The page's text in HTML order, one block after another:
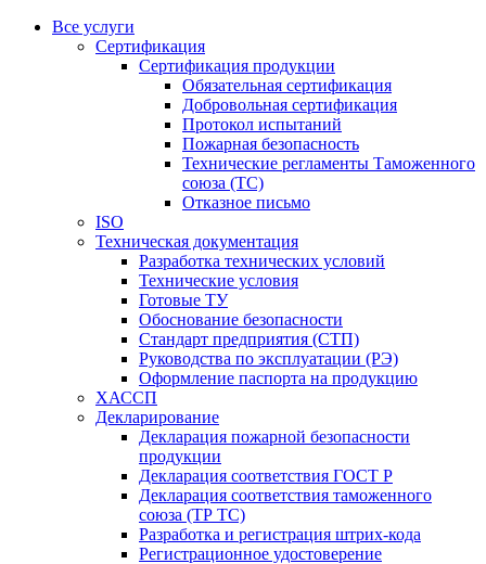
Все услуги
Сертификация
Сертификация продукции
Обязательная сертификация
Добровольная сертификация
Протокол испытаний
Пожарная безопасность
Технические регламенты Таможенного
союза (ТС)
Отказное письмо
ISO
Техническая документация
Разработка технических условий
Технические условия
Готовые ТУ
Обоснование безопасности
Стандарт предприятия (СТП)
Руководства по эксплуатации (РЭ)
Оформление паспорта на продукцию
ХАССП
Декларирование
Декларация пожарной безопасности
продукции
Декларация соответствия ГОСТ Р
Декларация соответствия таможенного
союза (ТР ТС)
Разработка и регистрация штрих-кода
Регистрационное удостоверение